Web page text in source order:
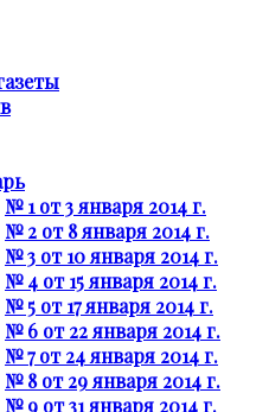
№ 1 от 3 января 2014 г.
№ 2 от 8 января 2014 г.
№ 3 от 10 января 2014 г.
№ 4 от 15 января 2014 г.
№ 5 от 17 января 2014 г.
№ 6 от 22 января 2014 г.
№ 7 от 24 января 2014 г.
№ 8 от 29 января 2014 г.
№ 9 от 31 января 2014 г.